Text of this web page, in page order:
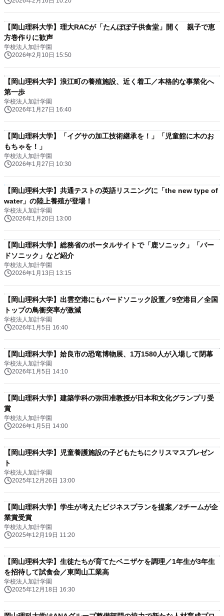
【岡山理科大学】理大RACが「たんぽぽ子供食堂」開く 親子で恵
方巻作りに歓声
学校法人加計学園
2026年2月10日 15:50
【岡山理科大学】浪江町の養殖施設、近く着工／本格的な事業化へ
第一歩
学校法人加計学園
2026年1月27日 16:40
【岡山理科大学】「イグサの加工技術継承を！」「児童館に木のお
もちゃを！」
学校法人加計学園
2026年1月27日 10:30
【岡山理科大学】共通テストの英語リスニングに「the new type of
water」の陸上養殖が登場！
学校法人加計学園
2026年1月20日 13:00
【岡山理科大学】総務省のポータルサイトで「鹿ソニック」「バー
ドソニック」など紹介
学校法人加計学園
2026年1月13日 13:15
【岡山理科大学】出雲空港にもバードソニック設置／9空港目／全国
トップの鳥衝突率が激減
学校法人加計学園
2026年1月5日 16:40
【岡山理科大学】姶良市の恐竜博物展、1万1580人が入場して閉幕
学校法人加計学園
2026年1月5日 14:10
【岡山理科大学】建築学科の弥田准教授が日本和文化グランプリ受
賞
学校法人加計学園
2026年1月5日 14:00
【岡山理科大学】児童養護施設の子どもたちにクリスマスプレゼン
ト
学校法人加計学園
2025年12月26日 13:00
【岡山理科大学】学生が考えたビジネスプランを提案／2チームが企
業賞受賞
学校法人加計学園
2025年12月19日 11:20
【岡山理科大学】生徒たちが育てたベニザケを調理／1年生が3年生
を招待して試食会／東岡山工業高
学校法人加計学園
2025年12月18日 16:30